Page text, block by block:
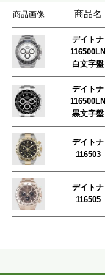
商品画像 商品名
デイトナ
116500LN
白文字盤
デイトナ
116500LN
黒文字盤
デイトナ
116503
デイトナ
116505